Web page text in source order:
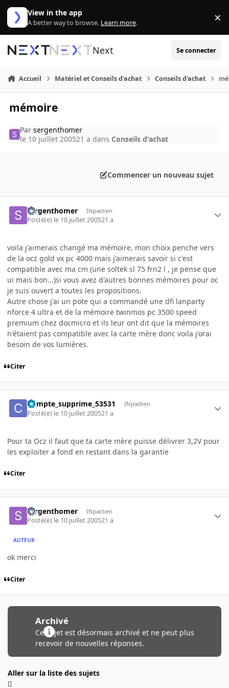
Aller au contenu
View in the app
A better way to browse. Learn more. ×
Next Se connecter
Accueil Matériel et Conseils d'achat Conseils d'achat
mémoire
Parsergenthomer
le 10 juillet 200521 a dans Conseils d'achat
Commencer un nouveau sujet
sergenthomer INpactien
Posté(e) le 10 juillet 200521 a
voila j'aimerais changé ma mémoire, mon choix penche vers
de la ocz gold vx pc 4000 mais j'aimerais savoir si c'est
compatible avec ma cm (une soltek sl 75 frn2 l , je pense que
ui mais bon...)si vous avez d'autres bonnes mémoires pour oc
je suis ouvert a toutes les propositions.
Autre chose j'ai un pote qui a commandé une dfi lanparty
nforce 4 ultra et de la mémoire twinmos pc 3500 speed
premium chez docmicro et ils leur ont dit que la mémoires
n'étaient pas compatible avec la carte mère donc voila j'orai
besoin de vos lumières.
Citer
Compte_supprime_53531 INpactien
Posté(e) le 10 juillet 200521 a
Pour ta Ocz il faut que ta carte mère puisse délivrer 3,2V pour
les exploiter a fond en restant dans la garantie
Citer
sergenthomer INpactien
Posté(e) le 10 juillet 200521 a
AUTEUR
ok merci
Citer
Archivé
Ce sujet est désormais archivé et ne peut plus
recevoir de nouvelles réponses.
Aller sur la liste des sujets